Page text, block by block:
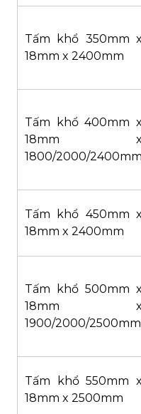
Tấm khổ 350mm x
18mm x 2400mm
Tấm khổ 400mm x
18mm x
1800/2000/2400mm
Tấm khổ 450mm x
18mm x 2400mm
Tấm khổ 500mm x
18mm x
1900/2000/2500mm
Tấm khổ 550mm x
18mm x 2500mm